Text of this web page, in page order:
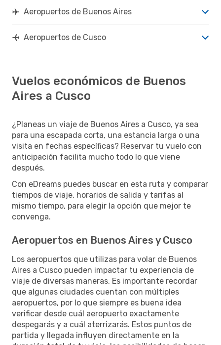
Aeropuertos de Buenos Aires
Aeropuertos de Cusco
Vuelos económicos de Buenos
Aires a Cusco
¿Planeas un viaje de Buenos Aires a Cusco, ya sea
para una escapada corta, una estancia larga o una
visita en fechas específicas? Reservar tu vuelo con
anticipación facilita mucho todo lo que viene
después.
Con eDreams puedes buscar en esta ruta y comparar
tiempos de viaje, horarios de salida y tarifas al
mismo tiempo, para elegir la opción que mejor te
convenga.
Aeropuertos en Buenos Aires y Cusco
Los aeropuertos que utilizas para volar de Buenos
Aires a Cusco pueden impactar tu experiencia de
viaje de diversas maneras. Es importante recordar
que algunas ciudades cuentan con múltiples
aeropuertos, por lo que siempre es buena idea
verificar desde cuál aeropuerto exactamente
despegarás y a cuál aterrizarás. Estos puntos de
partida y llegada influyen directamente en la